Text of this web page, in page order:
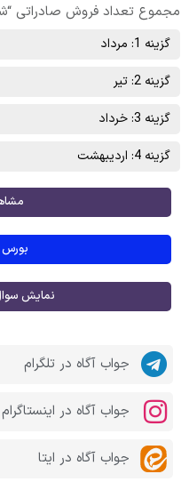
مجموع تعداد فروش صادراتی
گزینه 1: مرداد
گزینه 2: تیر
گزینه 3: خرداد
گزینه 4: اردیبهشت
بورس
نمایش
جواب آگاه در تلگرام
جواب آگاه در اینستاگرام
جواب آگاه در ایتا